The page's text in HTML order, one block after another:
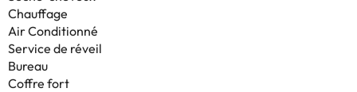
Chauffage
Air Conditionné
Service de réveil
Bureau
Coffre fort